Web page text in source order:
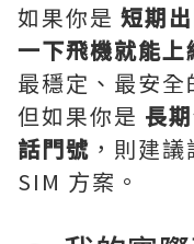
如果你是 短期
一下飛機就能上
最穩定、最安全
但如果你是 長
話門號 ，則建
SIM 方案。